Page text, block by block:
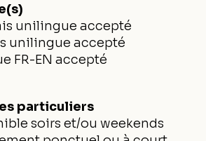
unilingue accepté
unilingue accepté
FR-EN accepté
particuliers
soirs et/ou weekends